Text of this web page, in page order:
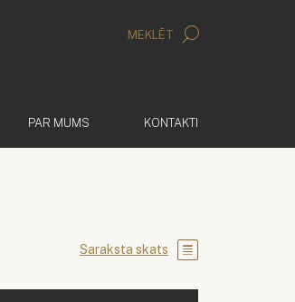
MEKLĒT
PAR MUMS KONTAKTI
Saraksta skats